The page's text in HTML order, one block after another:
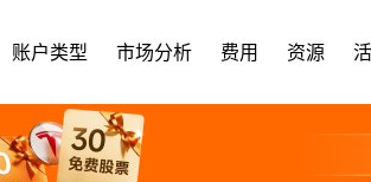
账户类型 市场分析 费用 资源